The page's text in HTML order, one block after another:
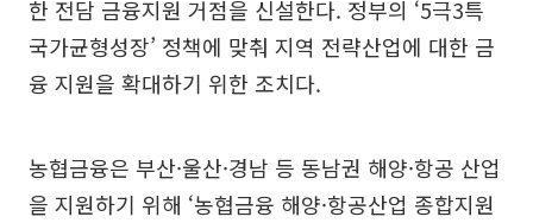
한 전담 금융지원 거점을 신설한다. 정부의 ‘5극3특
국가균형성장’ 정책에 맞춰 지역 전략산업에 대한 금
융 지원을 확대하기 위한 조치다.
농협금융은 부산·울산·경남 등 동남권 해양·항공 산업
을 지원하기 위해 ‘농협금융 해양·항공산업 종합지원